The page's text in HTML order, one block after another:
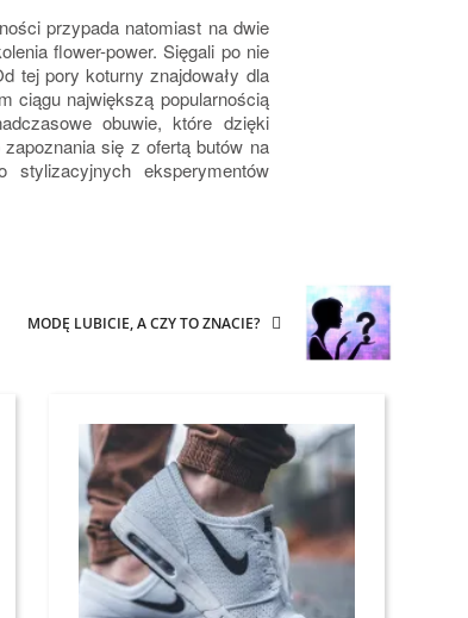
przypada natomiast na dwie
flower-power. Sięgali po nie
tej pory koturny znajdowały dla
ciągu największą popularnością
obuwie, które dzięki
się z ofertą butów na
eksperymentów
MODĘ LUBICIE, A CZY TO ZNACIE?